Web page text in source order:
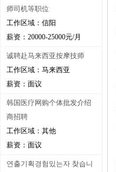
师司机等职位
工作区域：信阳
薪资：20000-25000元/月
诚聘赴马来西亚按摩技师
工作区域：马来西亚
薪资：面议
韩国医疗网购个体批发介绍
商招聘
工作区域：其他
薪资：面议
연출기획경험있는자 찾습니